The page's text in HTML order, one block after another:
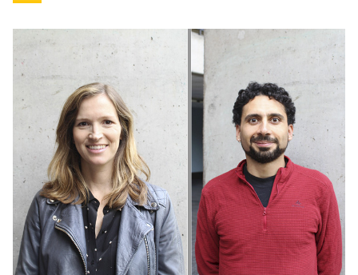
Padres y familia
Vecinos
Correo UC
Mi Portal UC launch
Medios Biblioteca
Donaciones launch